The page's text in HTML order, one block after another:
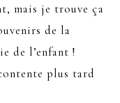
mais je trouve ça
de la
de l’enfant !
plus tard